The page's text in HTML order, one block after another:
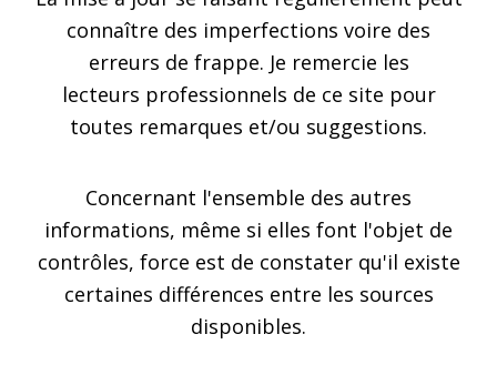
connaître des imperfections voire des
erreurs de frappe. Je remercie les
lecteurs professionnels de ce site pour
toutes remarques et/ou suggestions.
Concernant l'ensemble des autres
informations, même si elles font l'objet de
contrôles, force est de constater qu'il existe
certaines différences entre les sources
disponibles.